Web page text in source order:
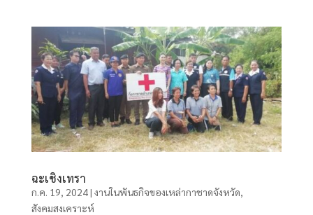
ฉะเชิงเทรา
ก.ค. 19, 2024| งานในพันธกิจของเหล่ากาชาดจังหวัด,
สังคมสงเคราะห์